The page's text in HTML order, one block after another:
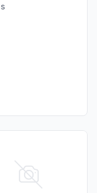
ca 1,2kg Surret
detaljer for